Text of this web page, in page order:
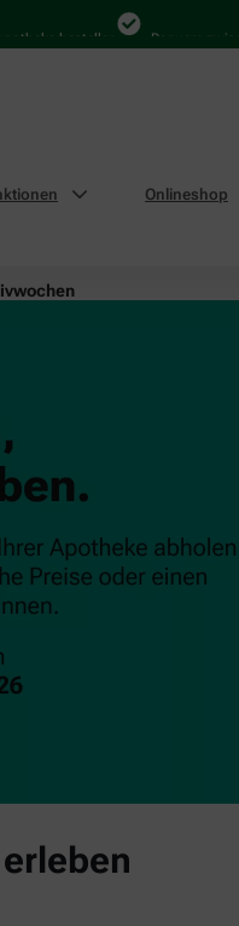
bestellen Bequem
Onlineshop